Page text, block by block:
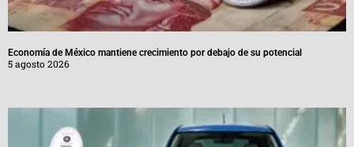
Economía de México mantiene crecimiento por debajo de su potencial
5 agosto 2026